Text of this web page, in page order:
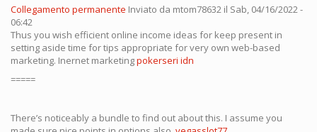
Collegamento permanente Inviato da mtom78632 il Sab, 04/16/2022 -
06:42
Thus you wish efficient online income ideas for keep present in
setting aside time for tips appropriate for very own web-based
marketing. Inernet marketingpokerseri idn
=====
There’s noticeably a bundle to find out about this. I assume you